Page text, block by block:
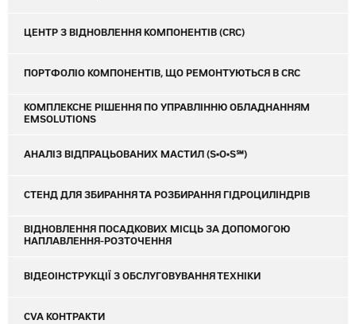
ЦЕНТР З ВІДНОВЛЕННЯ КОМПОНЕНТІВ (CRC)
ПОРТФОЛІО КОМПОНЕНТІВ, ЩО РЕМОНТУЮТЬСЯ В CRC
КОМПЛЕКСНЕ РІШЕННЯ ПО УПРАВЛІННЮ ОБЛАДНАННЯМ
EMSOLUTIONS
АНАЛІЗ ВІДПРАЦЬОВАНИХ МАСТИЛ (S•O•S℠)
СТЕНД ДЛЯ ЗБИРАННЯ ТА РОЗБИРАННЯ ГІДРОЦИЛІНДРІВ
ВІДНОВЛЕННЯ ПОСАДКОВИХ МІСЦЬ ЗА ДОПОМОГОЮ
НАПЛАВЛЕННЯ-РОЗТОЧЕННЯ
ВІДЕОІНСТРУКЦІЇ З ОБСЛУГОВУВАННЯ ТЕХНІКИ
CVA КОНТРАКТИ